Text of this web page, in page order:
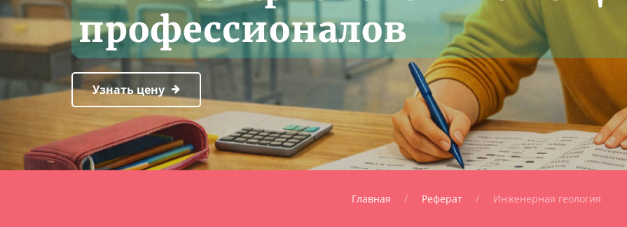
профессионалов
Узнать цену
Главная Реферат Инженерная геология